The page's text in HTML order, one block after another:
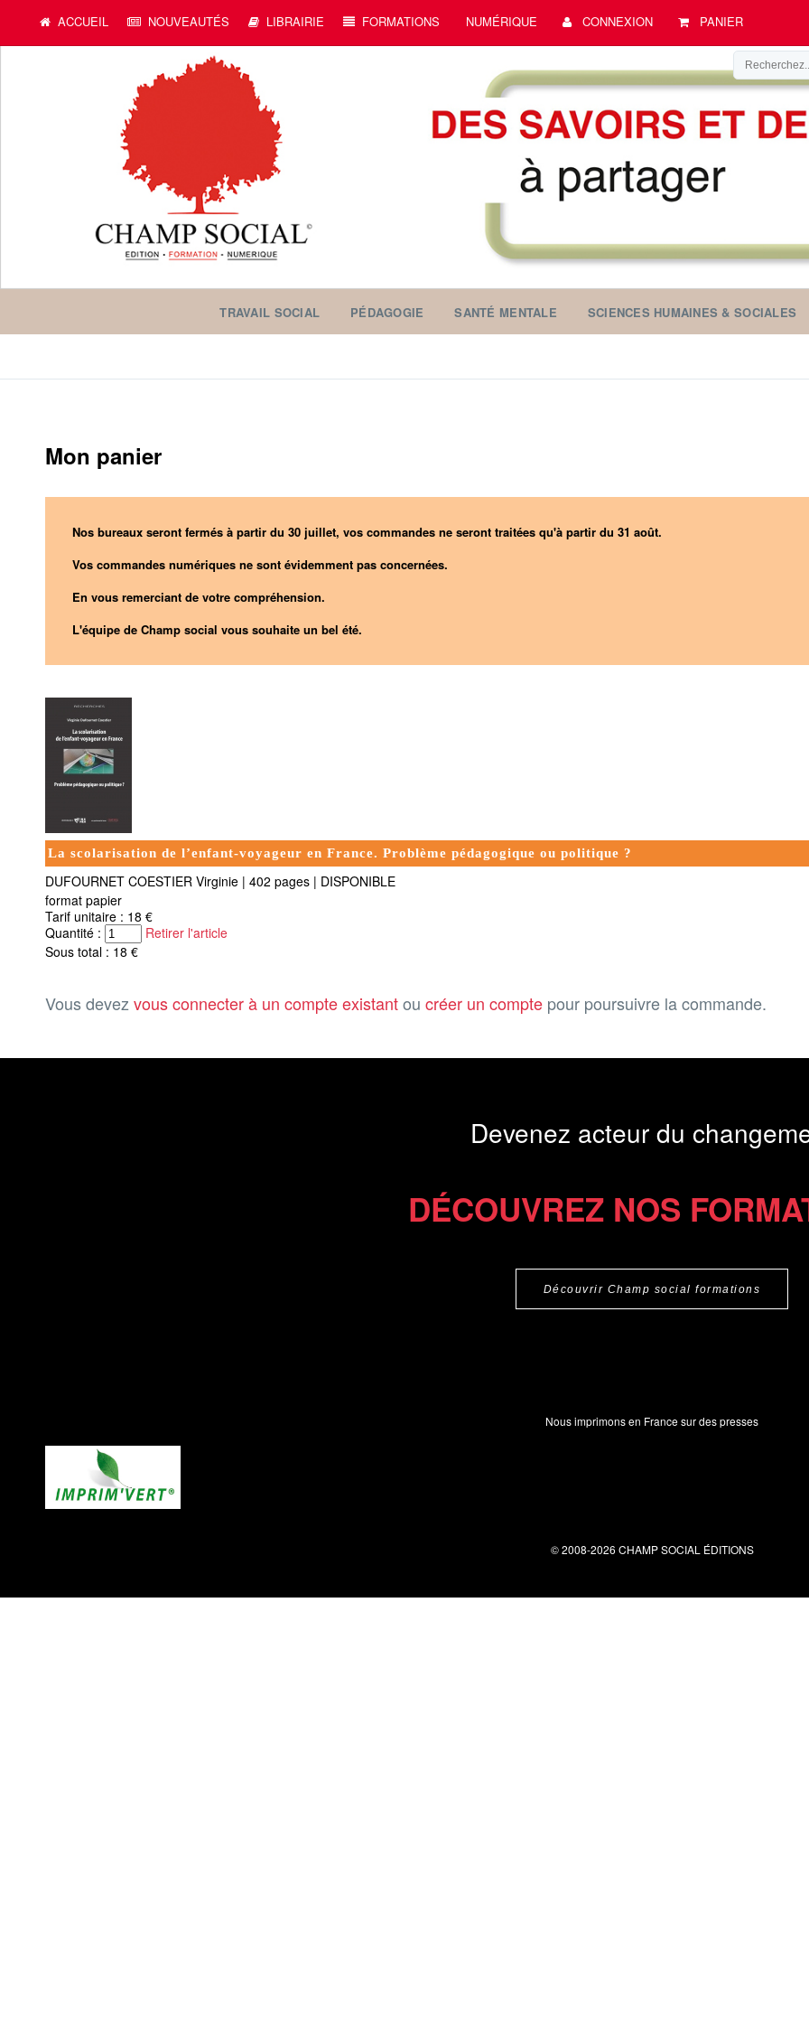
ACCUEIL NOUVEAUTÉS LIBRAIRIE FORMATIONS NUMÉRIQUE CONNEXION PANIER
TRAVAIL SOCIAL PÉDAGOGIE SANTÉ MENTALE SCIENCES HUMAINES & SOCIALES
Mon panier
Nos bureaux seront fermés à partir du 30 juillet, vos commandes ne seront traitées qu'à partir du 31 août.
Vos commandes numériques ne sont évidemment pas concernées.
En vous remerciant de votre compréhension.
L'équipe de Champ social vous souhaite un bel été.
La scolarisation de l’enfant-voyageur en France. Problème pédagogique ou politique ?
DUFOURNET COESTIER Virginie | 402 pages | DISPONIBLE
format papier
Tarif unitaire : 18 €
Quantité :
Retirer l'article
Sous total : 18 €
Vous devezvous connecter à un compte existantou créer un compte pour poursuivre la commande.
Devenez acteur du
DÉCOUVREZ NOS
Découvrir Champ social formations
Nous imprimons en France sur des presses
© 2008-2026 CHAMP SOCIAL ÉDITIONS